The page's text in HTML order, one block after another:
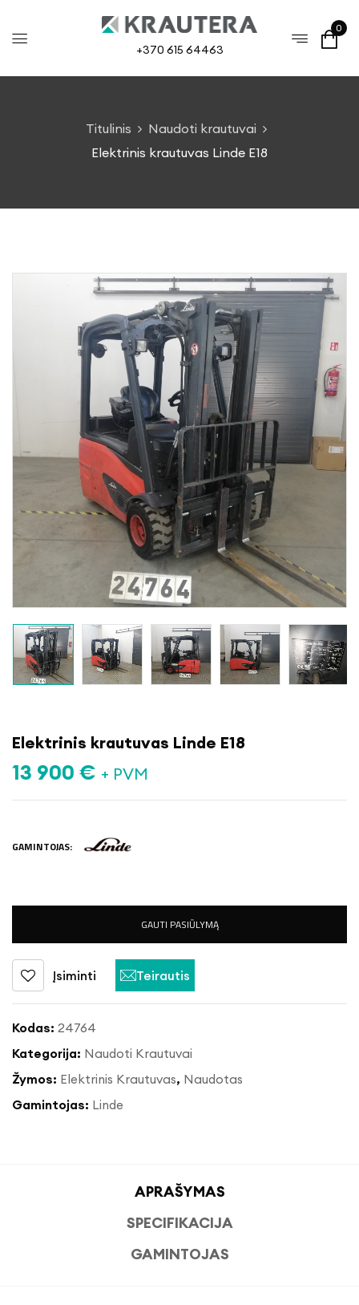
+370 615 64463
0
Titulinis
Naudoti krautuvai
Elektrinis krautuvas Linde E18
Elektrinis krautuvas Linde E18
13 900 € + PVM
GAMINTOJAS:
GAUTI PASIŪLYMĄ
Įsiminti Teirautis
Kodas: 24764
Kategorija: Naudoti Krautuvai
Žymos: Elektrinis Krautuvas, Naudotas
Gamintojas: Linde
APRAŠYMAS
SPECIFIKACIJA
GAMINTOJAS